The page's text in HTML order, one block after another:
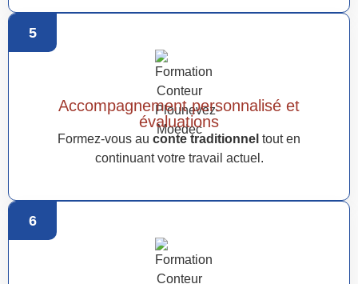
5
Accompagnement personnalisé et
évaluations
Formez-vous au conte traditionnel tout en
continuant votre travail actuel.
6